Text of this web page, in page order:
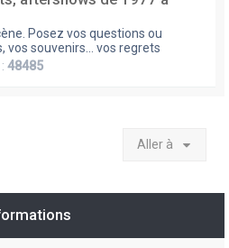
Posez vos questions ou
vos souvenirs... vos regrets
48485
Aller à